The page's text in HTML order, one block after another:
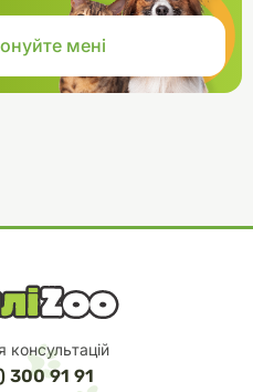
консультацій
300 91 91